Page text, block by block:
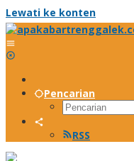
Lewati ke konten
Pencarian
RSS